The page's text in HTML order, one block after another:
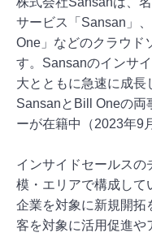
サービス「Sansan」
One」などのクラウド
す。Sansanのインサ
大とともに急速に成長
SansanとBill Oneの両
ーが在籍中（2023年9
インサイドセールスの
模・エリアで構成して
企業を対象に新規開拓
客を対象に活用促進や